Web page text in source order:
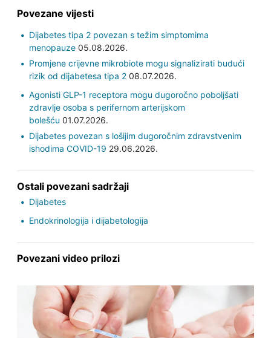
Povezane vijesti
Dijabetes tipa 2 povezan s težim simptomima
menopauze05.08.2026.
Promjene crijevne mikrobiote mogu signalizirati budući
rizik od dijabetesa tipa 208.07.2026.
Agonisti GLP-1 receptora mogu dugoročno poboljšati
zdravlje osoba s perifernom arterijskom
bolešću 01.07.2026.
Dijabetes povezan s lošijim dugoročnim zdravstvenim
ishodima COVID-19 29.06.2026.
Ostali povezani sadržaji
Dijabetes
Endokrinologija i dijabetologija
Povezani video prilozi